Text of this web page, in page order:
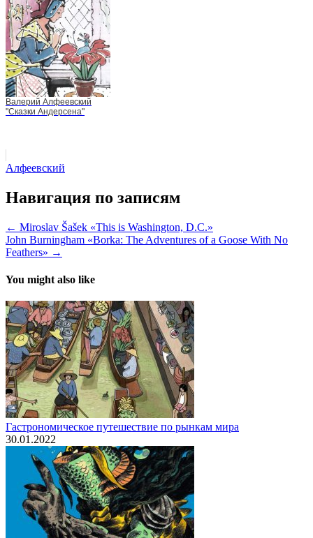
Валерий Алфеевский
"Сказки Андерсена"
Алфеевский
Навигация по записям
← Miroslav Šašek «This is Washington, D.C.»
John Burningham «Borka: The Adventures of a Goose With No
Feathers» →
You might also like
Гастрономическое путешествие по рынкам мира
30.01.2022